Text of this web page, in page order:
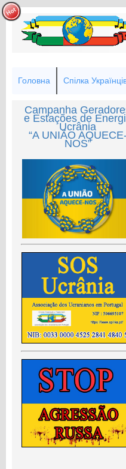
Головна Спілка
Campanha
e Estações de
Ucrânia
“A UNIÃO
NOS”